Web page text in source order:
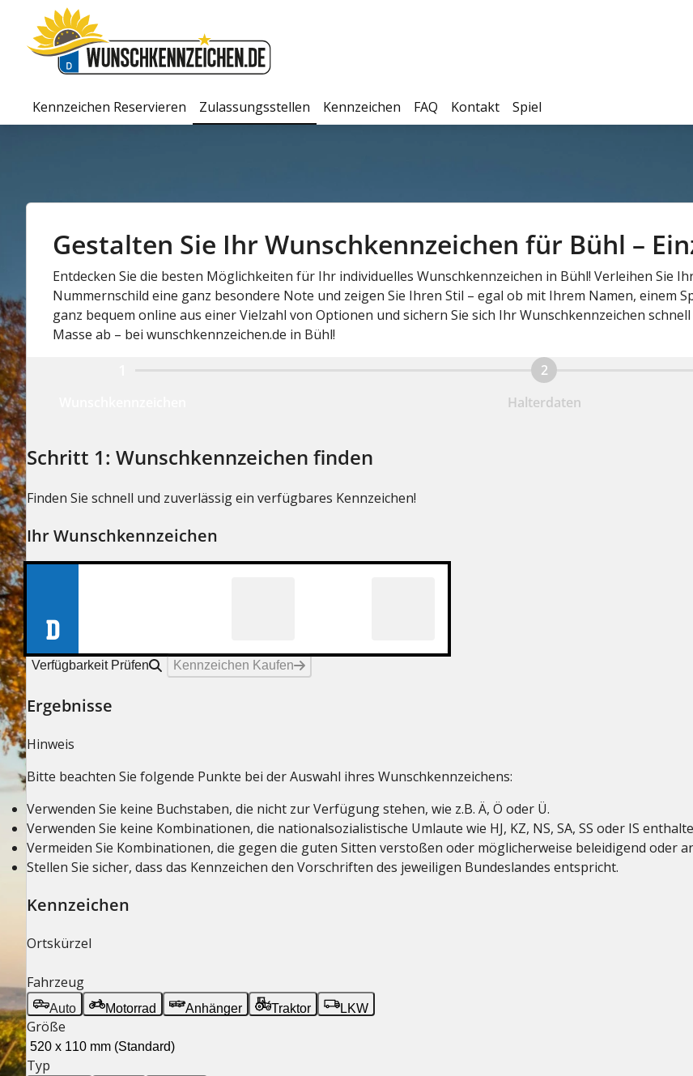
Kennzeichen Reservieren Zulassungsstellen Kennzeichen FAQ Kontakt Spiel
Gestalten Sie Ihr Wunschkennzeichen für Bühl –
Entdecken Sie die besten Möglichkeiten für Ihr individuelles Wunschkennzeichen in Bühl! Verleihen Sie
Nummernschild eine ganz besondere Note und zeigen Sie Ihren Stil – egal ob mit Ihrem Namen, einem
ganz bequem online aus einer Vielzahl von Optionen und sichern Sie sich Ihr Wunschkennzeichen
Masse ab – bei wunschkennzeichen.de in Bühl!